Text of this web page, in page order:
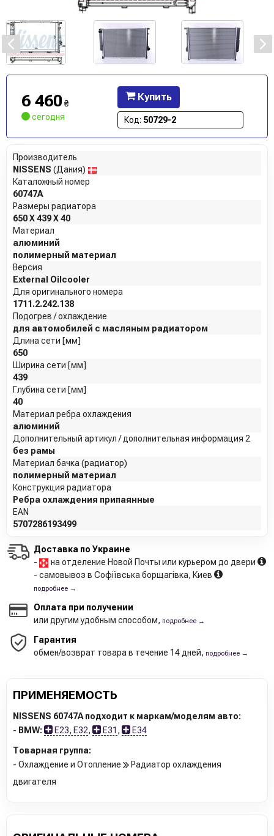
6 460 ₴
сегодня
Купить
Код: 50729-2
Производитель
NISSENS (Дания)
Каталожный номер
60747A
Размеры радиатора
650 X 439 X 40
Материал
алюминий
полимерный материал
Версия
External Oilcooler
Для оригинального номера
1711.2.242.138
Подогрев / охлаждение
для автомобилей с масляным радиатором
Длина сети [мм]
650
Ширина сети [мм]
439
Глубина сети [мм]
40
Материал ребра охлаждения
алюминий
Дополнительный артикул / дополнительная информация 2
без рамы
Материал бачка (радиатор)
полимерный материал
Конструкция радиатора
Ребра охлаждения припаянные
EAN
5707286193499
Доставка по Украине
-
на отделение Новой Почты или курьером до двери
- самовывоз в Софіївська борщагівка, Киев
подробнее →
Оплата при получении
или другим удобным способом, подробнее →
Гарантия
обмен/возврат товара в течение 14 дней, подробнее →
ПРИМЕНЯЕМОСТЬ
NISSENS 60747A подходит к маркам/моделям авто:
- BMW: E23, E32, E31 , E34
Товарная группа:
- Охлаждение и Отопление
Радиатор охлаждения
двигателя